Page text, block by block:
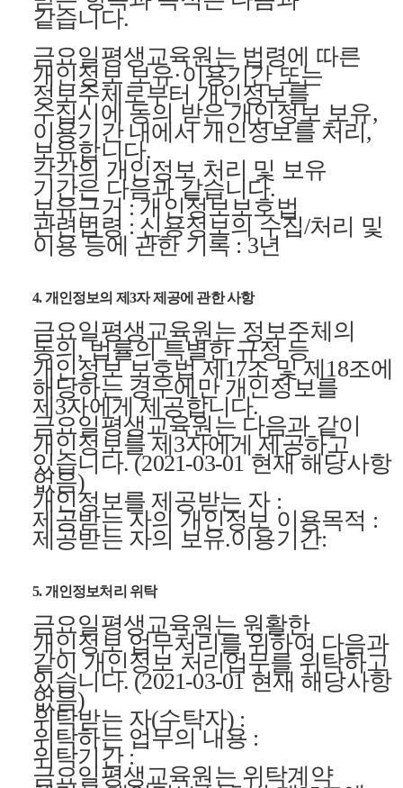
같습니다.
금요일평생교육원는 법령에 따른
개인정보 보유·이용기간 또는
정보주체로부터 개인정보를
수집시에 동의 받은 개인정보 보유,
이용기간 내에서 개인정보를 처리,
보유합니다.
각각의 개인정보 처리 및 보유
기간은 다음과 같습니다.
보유근거 : 개인정보보호법
관련법령 : 신용정보의 수집/처리 및
이용 등에 관한 기록 : 3년
4. 개인정보의 제3자 제공에 관한 사항
금요일평생교육원는 정보주체의
동의, 법률의 특별한 규정 등
개인정보 보호법 제17조 및 제18조에
해당하는 경우에만 개인정보를
제3자에게 제공합니다.
금요일평생교육원는 다음과 같이
개인정보를 제3자에게 제공하고
있습니다. (2021-03-01 현재 해당사항
없음)
개인정보를 제공받는 자 :
제공받는 자의 개인정보 이용목적 :
제공받는 자의 보유.이용기간:
5. 개인정보처리 위탁
금요일평생교육원는 원활한
개인정보 업무처리를 위하여 다음과
같이 개인정보 처리업무를 위탁하고
있습니다. (2021-03-01 현재 해당사항
없음)
위탁받는 자(수탁자) :
위탁하는 업무의 내용 :
위탁기간 :
금요일평생교육원는 위탁계약